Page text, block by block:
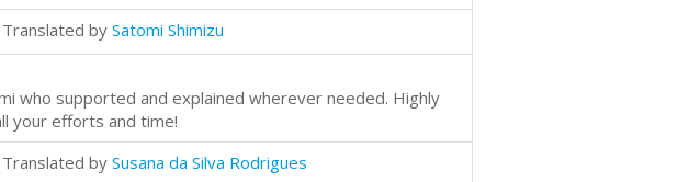
by Satomi Shimizu
who supported and explained wherever needed. Highly
your efforts and time!
by Susana da Silva Rodrigues